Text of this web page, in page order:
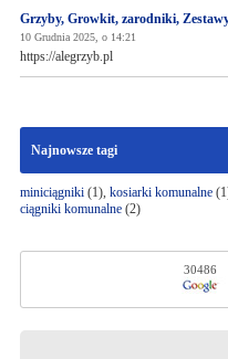
Grzyby, Growkit, zarodniki,
10 Grudnia 2025, o 14:21
https://alegrzyb.pl
Najnowsze tagi
miniciągniki(1), kosiarki komunalne
ciągniki komunalne(2)
30486